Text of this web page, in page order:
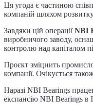
Ця угода є частиною
компаній шляхом
Завдяки цій операціїNBI
виробничого заводу,
контролю над капіталом
Проєкт зміцнить
компанії. Очікується
Наразі NBI Bearings
експансію NBI Bearings в